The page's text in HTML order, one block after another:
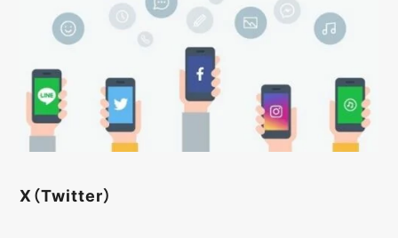
X（Twitter）